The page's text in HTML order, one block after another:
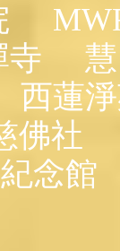
寺
西蓮
佛社
念館